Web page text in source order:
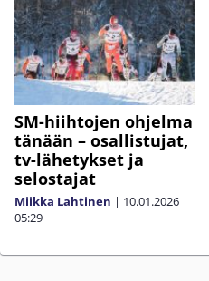
SM-hiihtojen ohjelma
tänään – osallistujat,
tv-lähetykset ja
selostajat
Miikka Lahtinen | 10.01.2026
05:29